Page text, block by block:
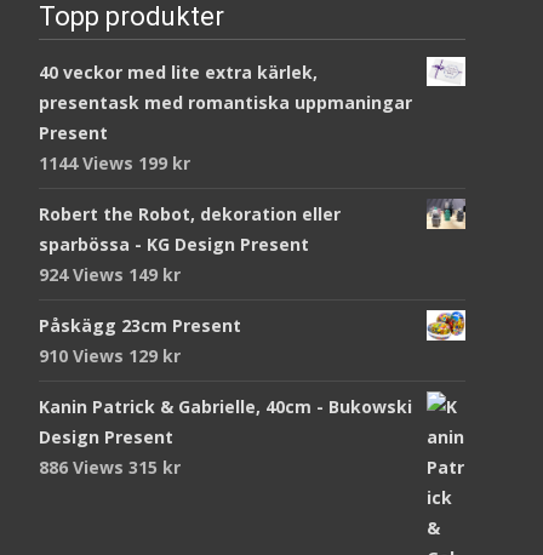
Topp produkter
40 veckor med lite extra kärlek,
presentask med romantiska uppmaningar
Present
1144 Views 199 kr
Robert the Robot, dekoration eller
sparbössa - KG Design Present
924 Views 149 kr
Påskägg 23cm Present
910 Views 129 kr
Kanin Patrick & Gabrielle, 40cm - Bukowski
Design Present
886 Views 315 kr